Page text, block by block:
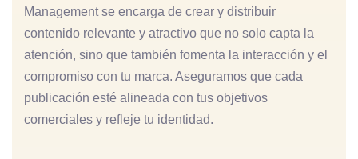
Management se encarga de crear y distribuir
contenido relevante y atractivo que no solo capta la
atención, sino que también fomenta la interacción y el
compromiso con tu marca. Aseguramos que cada
publicación esté alineada con tus objetivos
comerciales y refleje tu identidad.